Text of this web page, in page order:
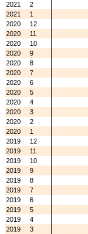
2021
2
2021
1
2020
12
2020
11
2020
10
2020
9
2020
8
2020
7
2020
6
2020
5
2020
4
2020
3
2020
2
2020
1
2019
12
2019
11
2019
10
2019
9
2019
8
2019
7
2019
6
2019
5
2019
4
2019
3